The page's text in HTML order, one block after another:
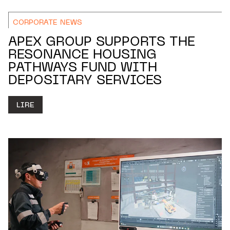
CORPORATE NEWS
APEX GROUP SUPPORTS THE
RESONANCE HOUSING
PATHWAYS FUND WITH
DEPOSITARY SERVICES
LIRE